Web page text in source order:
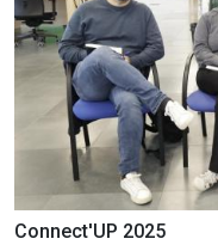
Connect'UP 2025